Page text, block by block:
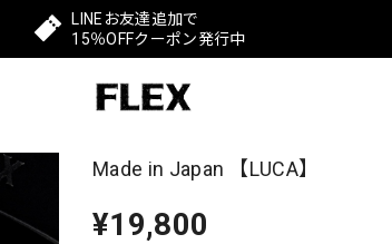
LINEお友達追加で
15％OFFクーポン発行中
Made in Japan 【LUCA】
¥19,800